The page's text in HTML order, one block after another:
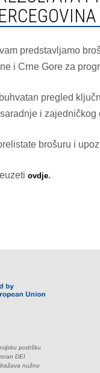
predstavljamo
i Crne Gore za
pregled
i
brošuru i
ovdje.
podršku
DEI
nužno